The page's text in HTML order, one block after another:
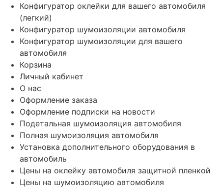
Конфигуратор оклейки для вашего автомобиля
(легкий)
Конфигуратор шумоизоляции автомобиля
Конфигуратор шумоизоляции для вашего
автомобиля
Корзина
Личный кабинет
О нас
Оформление заказа
Оформление подписки на новости
Подетальная шумоизоляция автомобиля
Полная шумоизоляция автомобиля
Установка дополнительного оборудования в
автомобиль
Цены на оклейку автомобиля защитной пленкой
Цены на шумоизоляцию автомобиля